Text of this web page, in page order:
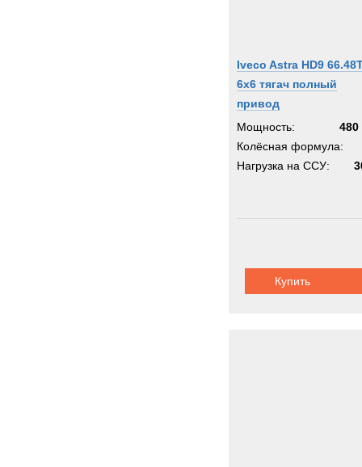
Iveco Astra HD9
6x6 тягач полный
привод
Мощность:
480
Колёсная формула:
Нагрузка на ССУ:
Купить